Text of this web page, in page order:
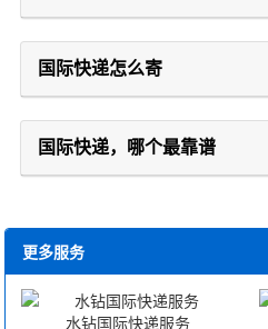
国际快递怎么寄
国际快递，哪个最靠谱
更多服务
水钻国际快递服务